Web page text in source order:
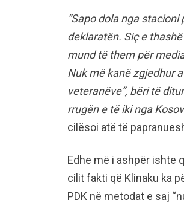
“Sapo dola nga
deklaratën. Siç e
mund të them për
Nuk më kanë zgjedhur
veteranëve”, bëri të
rrugën e të iki nga
cilësoi atë të
Edhe më i ashpër ishte
cilit fakti që Klinaku ka
PDK në metodat e saj